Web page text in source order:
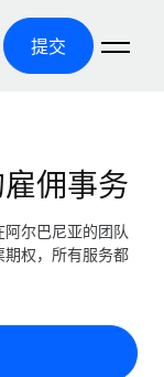
提交
佣事务
尔巴尼亚的团队
期权，所有服务都